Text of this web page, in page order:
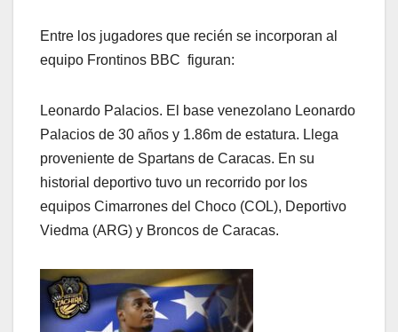
Entre los jugadores que recién se incorporan al
equipo Frontinos BBC figuran:
Leonardo Palacios. El base venezolano Leonardo
Palacios de 30 años y 1.86m de estatura. Llega
proveniente de Spartans de Caracas. En su
historial deportivo tuvo un recorrido por los
equipos Cimarrones del Choco (COL), Deportivo
Viedma (ARG) y Broncos de Caracas.